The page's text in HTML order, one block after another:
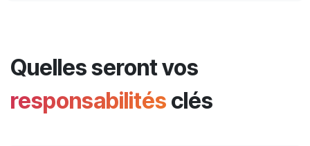
Quelles seront vos
responsabilités clés